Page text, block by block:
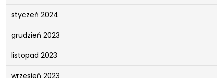
styczeń 2024
grudzień 2023
listopad 2023
wrzesień 2023